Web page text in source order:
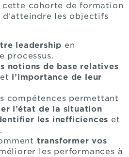
cette cohorte de formation
les objectifs
leadership en
processus.
notions de base relatives
et l’importance de leur
compétences permettant
l’état de la situation
les inefficiences et
transformer vos
les performances à